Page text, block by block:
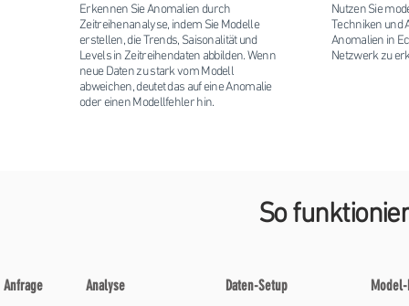
Erkennen Sie Anomalien durch
Zeitreihenanalyse, indem Sie Modelle
erstellen, die Trends, Saisonalität und
Levels in Zeitreihendaten abbilden. Wenn
neue Daten zu stark vom Modell
abweichen, deutet das auf eine Anomalie
oder einen Modellfehler hin.
Nutzen Sie
Techniken und
Anomalien in
Netzwerk zu
So
Anfrage Analyse Daten-Setup